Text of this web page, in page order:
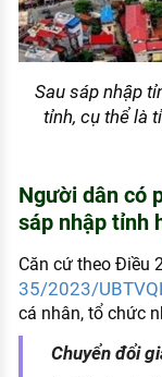
Sau sáp nhập
tỉnh, cụ thể là
Người dân có
sáp nhập tỉnh
Căn cứ theo Điều
35/2023/
cá nhân, tổ chức
Chuyển đổi